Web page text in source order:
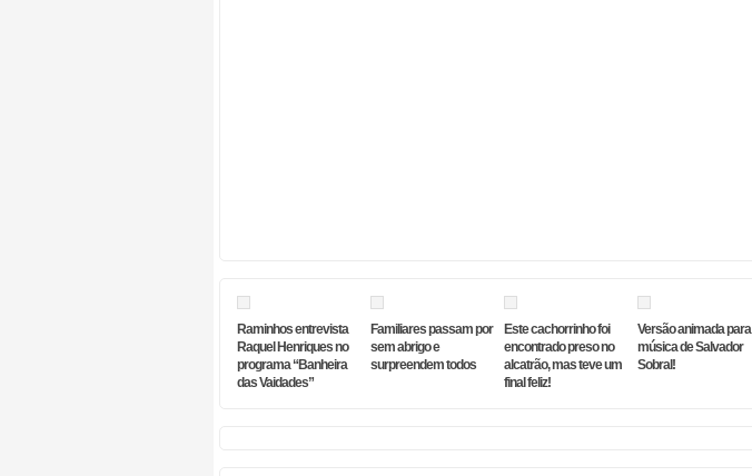
Raminhos entrevista
Raquel Henriques no
programa “Banheira
das Vaidades”
Familiares passam por
sem abrigo e
surpreendem todos
Este cachorrinho foi
encontrado preso no
alcatrão, mas teve um
final feliz!
Versão animada para
música de Salvador
Sobral!